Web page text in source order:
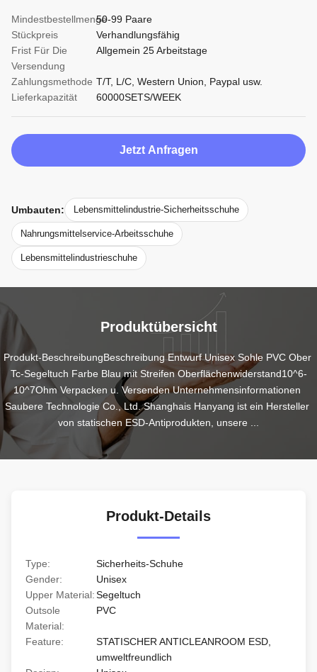
Mindestbestellmenge50-99 Paare
Stückpreis
Verhandlungsfähig
Frist Für Die
Versendung
Allgemein 25 Arbeitstage
Zahlungsmethode T/T, L/C, Western Union, Paypal usw.
Lieferkapazität
60000SETS/WEEK
Jetzt Anfragen
Umbauten: Lebensmittelindustrie-Sicherheitsschuhe
Nahrungsmittelservice-Arbeitsschuhe
Lebensmittelindustrieschuhe
Produktübersicht
Produkt-BeschreibungBeschreibung Entwurf Unisex Sohle PVC Ober
Tc-Segeltuch Farbe Blau mit Streifen Oberflächenwiderstand10^6-
10^7Ohm Verpacken u. Versenden Unternehmensinformationen
Saubere Technologie Co., Ltd. Shanghais Hanyang ist ein Hersteller
von statischen ESD-Antiprodukten, unsere ...
Produkt-Details
Type:
Sicherheits-Schuhe
Gender:
Unisex
Upper Material:Segeltuch
Outsole
Material:
PVC
Feature:
STATISCHER ANTICLEANROOM ESD,
umweltfreundlich